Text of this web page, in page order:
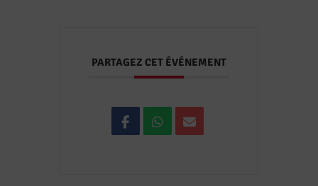
PARTAGEZ CET ÉVÉNEMENT